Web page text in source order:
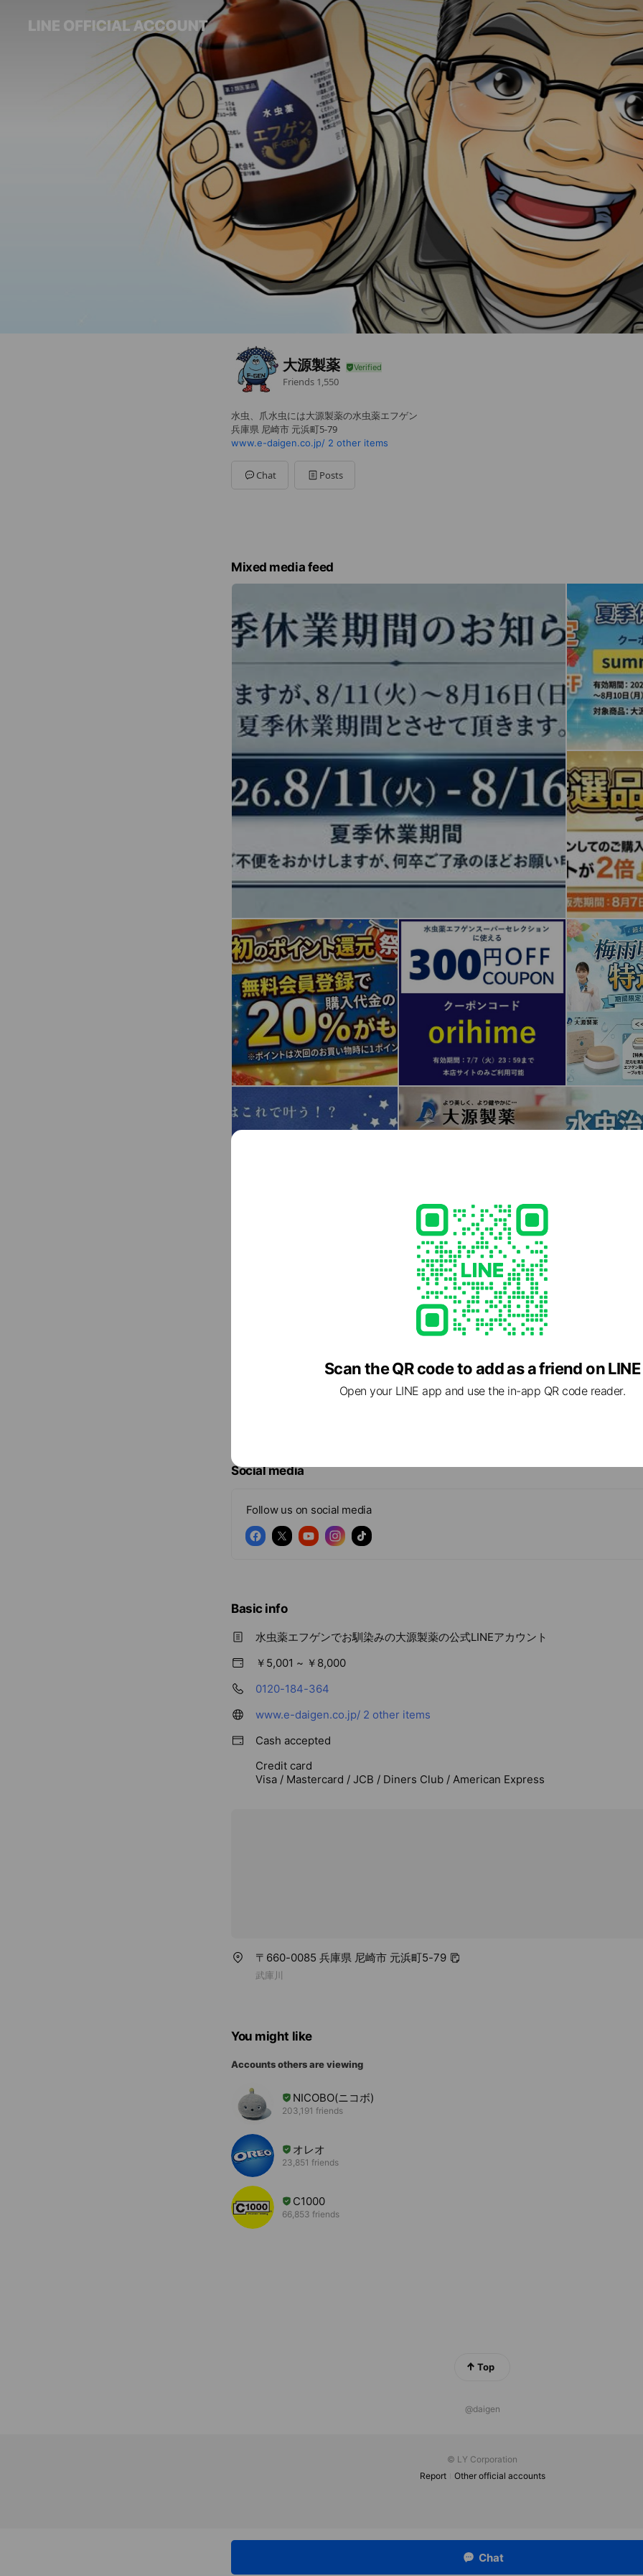
大源製薬
Friends 1,550
水虫、爪水虫には大源製薬の水虫薬エフゲン
兵庫県 尼崎市 元浜町5-79
www.e-daigen.co.jp/ 2 other items
Chat Posts
Mixed media feed
Social media
Follow us on social media
Basic info
水虫薬エフゲンでお馴染みの大源製薬の公式LINEアカウント
￥5,001 ~ ￥8,000
0120-184-364
www.e-daigen.co.jp/ 2 other items
Cash accepted
Credit card
Visa / Mastercard / JCB / Diners Club / American Express
〒660-0085 兵庫県 尼崎市 元浜町5-79
武庫川
You might like
Accounts others are viewing
NICOBO(ニコボ)
203,191 friends
オレオ
23,851 friends
C1000
66,853 friends
Top
@daigen
© LY Corporation
Report
Other official accounts
Chat
Scan the QR code to add as a friend on LINE
Open your LINE app and use the in-app QR code reader.